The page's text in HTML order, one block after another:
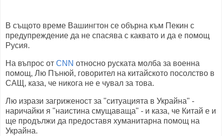
В същото време Вашингтон се обърна към Пекин с
предупреждение да не спасява с каквато и да е помощ
Русия.
На въпрос от CNN относно руската молба за военна
помощ, Лю Пънюй, говорител на китайското посолство в
САЩ, каза, че никога не е чувал за това.
Лю изрази загриженост за "ситуацията в Украйна" -
наричайки я "наистина смущаваща" - и каза, че Китай е и
ще продължи да предоставя хуманитарна помощ на
Украйна.